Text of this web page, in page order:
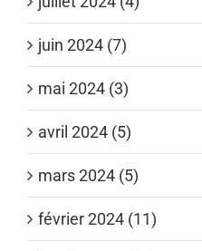
juin 2024 (7)
mai 2024 (3)
avril 2024 (5)
mars 2024 (5)
février 2024 (11)